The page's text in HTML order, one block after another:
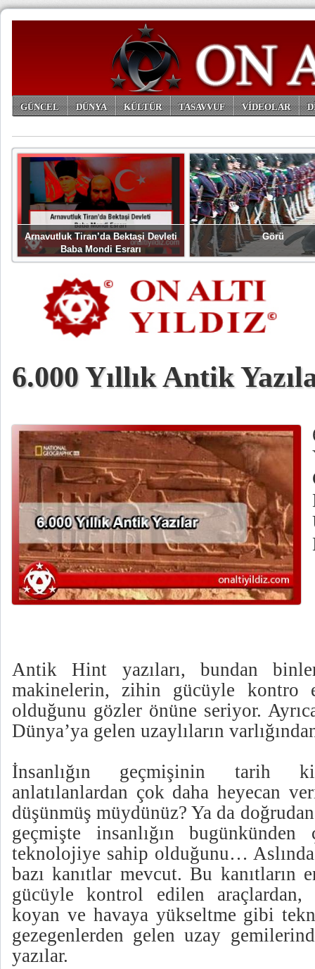
GÜNCEL DÜNYA KÜLTÜR TASAVVUF VİDEOLAR
Arnavutluk Tiran’da Bektaşi Devleti
Baba Mondi Esrarı
Görü
6.000 Yıllık Antik
Antik Hint yazıları, bundan
makinelerin, zihin gücüyle kontro
olduğunu gözler önüne seriyor.
Dünya’ya gelen uzaylıların
İnsanlığın geçmişinin tarih
anlatılanlardan çok daha heyecan
düşünmüş müydünüz? Ya da
geçmişte insanlığın
teknolojiye sahip olduğunu… Aslında
bazı kanıtlar mevcut. Bu kanıtların
gücüyle kontrol edilen araçlardan,
koyan ve havaya yükseltme gibi
gezegenlerden gelen uzay
yazılar.